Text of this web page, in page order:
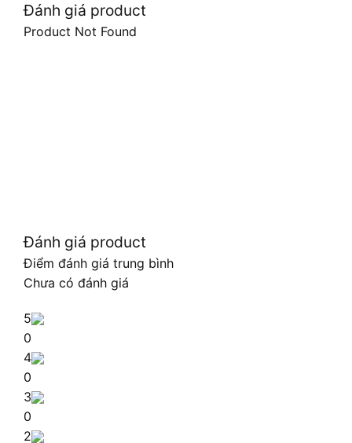
Đánh giá product
Product Not Found
Đánh giá product
Điểm đánh giá trung bình
Chưa có đánh giá
5
0
4
0
3
0
2